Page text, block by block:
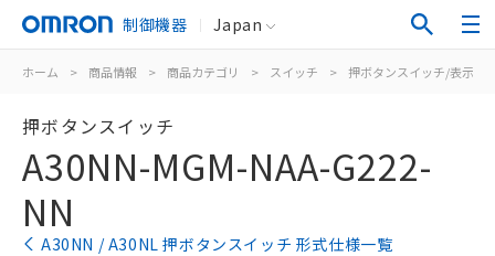
制御機器 Japan
ホーム > 商品情報 > 商品カテゴリ > スイッチ > 押ボタンスイッチ/表示灯
押ボタンスイッチ
A30NN-MGM-NAA-G222-
NN
A30NN / A30NL 押ボタンスイッチ 形式仕様一覧